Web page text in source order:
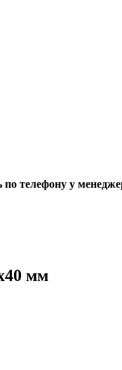
телефону у
мм